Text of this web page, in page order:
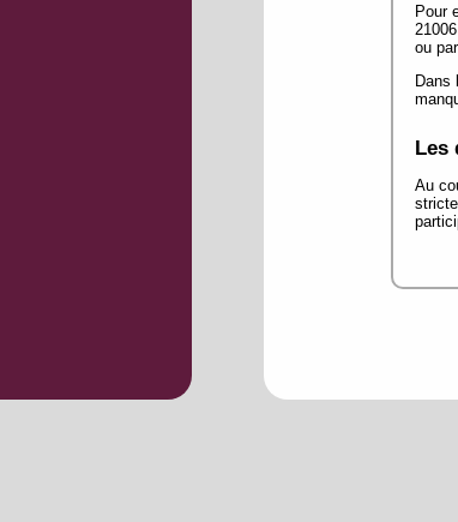
Pour
ou
Dans
Les
Au